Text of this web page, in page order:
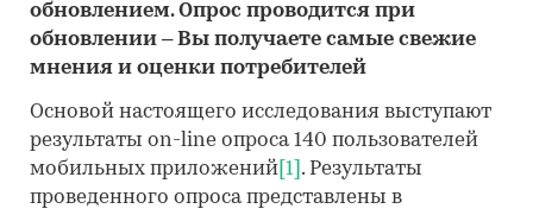
обновлением. Опрос проводится при
обновлении – Вы получаете самые свежие
мнения и оценки потребителей
Основой настоящего исследования выступают
результаты on-line опроса 140 пользователей
мобильных приложений [1] . Результаты
проведенного опроса представлены в